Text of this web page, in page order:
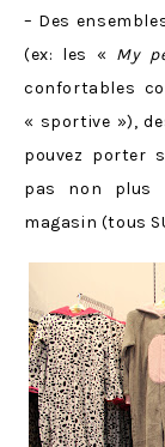
– Des
(ex: les « My
confortables
« sportive »),
pouvez porter
pas non plus
magasin (tous